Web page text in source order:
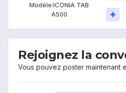
Modèle:ICONIA TAB
A500
Rejoignez la
Vous pouvez poster maintenant